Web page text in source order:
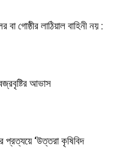
গোষ্ঠীর লাঠিয়াল বাহিনী নয় :
আভাস
প্রত্যয়ে ‘উত্তরা কৃষিবিদ